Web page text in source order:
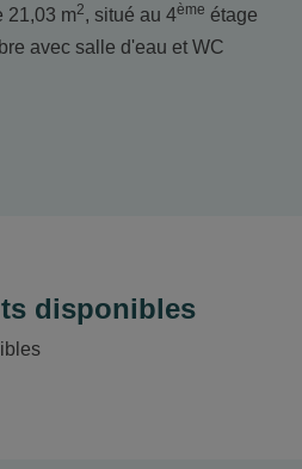
21,03 m2, situé au 4ème étage
avec salle d'eau et WC
disponibles